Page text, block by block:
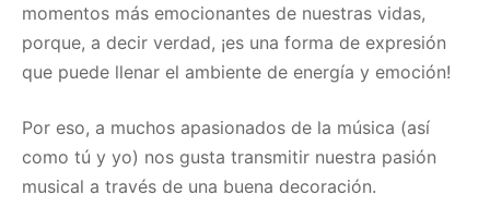
momentos más emocionantes de nuestras vidas,
porque, a decir verdad, ¡es una forma de expresión
que puede llenar el ambiente de energía y emoción!
Por eso, a muchos apasionados de la música (así
como tú y yo) nos gusta transmitir nuestra pasión
musical a través de una buena decoración.